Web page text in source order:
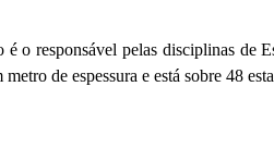
o responsável pelas disciplinas
de espessura e está sobre 48